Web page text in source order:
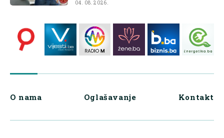
04. 08. 2026.
O nama Oglašavanje Kontakt